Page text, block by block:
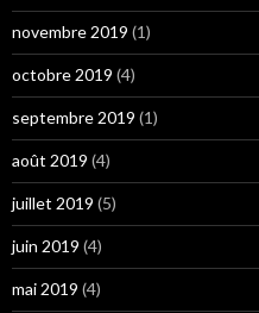
novembre 2019 (1)
octobre 2019 (4)
septembre 2019 (1)
août 2019 (4)
juillet 2019 (5)
juin 2019 (4)
mai 2019 (4)